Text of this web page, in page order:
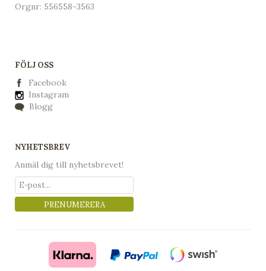
Orgnr: 556558-3563
FÖLJ OSS
Facebook
Instagram
Blogg
NYHETSBREV
Anmäl dig till nyhetsbrevet!
PRENUMERERA